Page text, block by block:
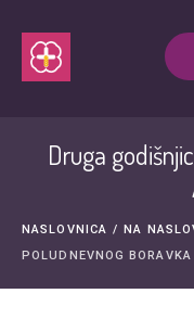
Druga
NASLOVNICA / NA
POLUDNEVNOG